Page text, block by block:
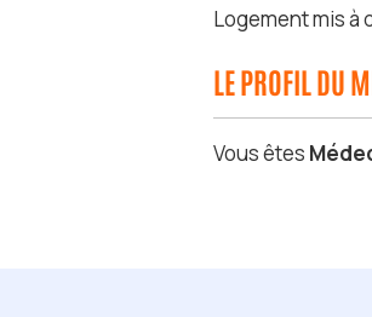
Logement mis à
LE PROFIL DU
Vous êtes